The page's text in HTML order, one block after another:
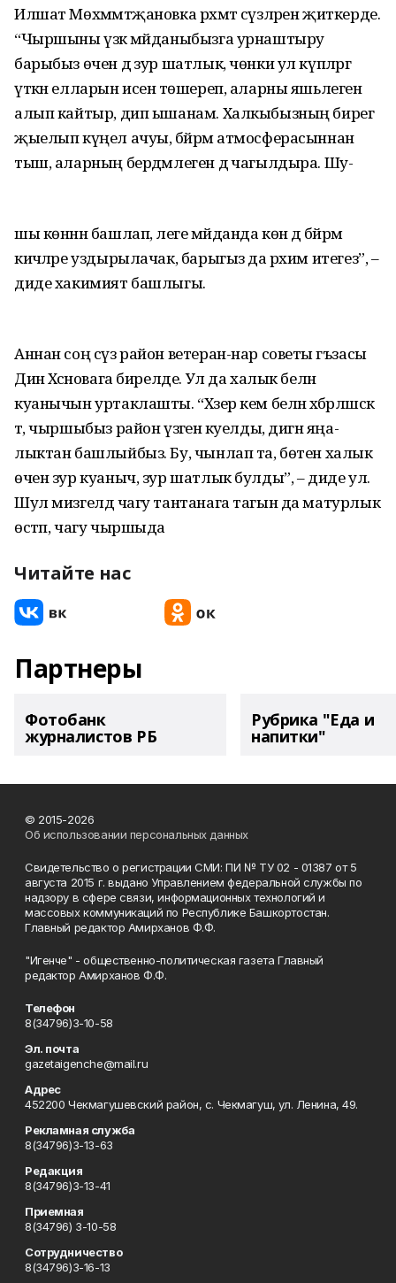
Илшат Мөхәммәтҗановка рәхмәт сүзләрен җиткерде.
“Чыршыны үзәк мәйданыбызга урнаштыру
барыбыз өчен дә зур шатлык, чөнки ул күпләргә
үткән елларын исенә төшереп, аларны яшьлегенә
алып кайтыр, дип ышанам. Халкыбызның бирегә
җыелып күңел ачуы, бәйрәм атмосферасыннан
тыш, аларның бердәмлеген дә чагылдыра. Шу-
шы көннән башлап, әлеге мәйданда көн дә бәйрәм
кичәләре уздырылачак, барыгыз да рәхим итегез”, –
диде хакимият башлыгы.
Аннан соң сүз район ветеран-нар советы әгъзасы
Динә Хәсәновага бирелде. Ул да халык белән
куанычын уртаклашты. “Хәзер кем белән хәбәрләшсәк
тә, чыршыбыз район үзәгенә куелды, дигән яңа-
лыктан башлыйбыз. Бу, чынлап та, бөтен халык
өчен зур куаныч, зур шатлык булды”, – диде ул.
Шул мизгелдә чагу тантанага тагын да матурлык
өстәп, чагу чыршыда
Читайте нас
Партнеры
Фотобанк
журналистов РБ
Рубрика "Еда и
напитки"
© 2015-2026
Об использовании персональных данных
Свидетельство о регистрации СМИ: ПИ № ТУ 02 - 01387 от 5
августа 2015 г. выдано Управлением федеральной службы по
надзору в сфере связи, информационных технологий и
массовых коммуникаций по Республике Башкортостан.
Главный редактор Амирханов Ф.Ф.
"Игенче" - общественно-политическая газета Главный
редактор Амирханов Ф.Ф.
Телефон
8(34796)3-10-58
Эл. почта
gazetaigenche@mail.ru
Адрес
452200 Чекмагушевский район, с. Чекмагуш, ул. Ленина, 49.
Рекламная служба
8(34796)3-13-63
Редакция
8(34796)3-13-41
Приемная
8(34796) 3-10-58
Сотрудничество
8(34796)3-16-13